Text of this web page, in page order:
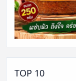
TOP 10